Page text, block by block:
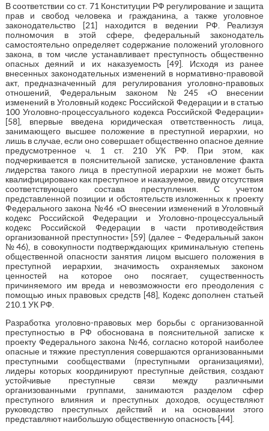
В соответствии со ст. 71 Конституции РФ регулирование и защита
прав и свобод человека и гражданина, а также уголовное
законодательство [21] находится в ведении РФ. Реализуя
полномочия в этой сфере, федеральный законодатель
самостоятельно определяет содержание положений уголовного
закона, в том числе устанавливает преступность общественно
опасных деяний и их наказуемость [49]. Исходя из ранее
внесенных законодательных изменений в нормативно-правовой
акт, предназначенный для регулирования уголовно-правовых
отношений, Федеральным законом №245 «О внесении
изменений в Уголовный кодекс Российской Федерации и в статью
100 Уголовно-процессуального кодекса Российской Федерации»
[58], впервые введена юридическая ответственность лица,
занимающего высшее положение в преступной иерархии, но
лишь в случае, если оно совершает общественно опасное деяние
предусмотренное ч. 1 ст. 210 УК РФ. При этом, как
подчеркивается в пояснительной записке, установление факта
лидерства такого лица в преступной иерархии не может быть
квалифицировано как преступное и наказуемое, ввиду отсутствия
соответствующего состава преступления. С учетом
представленной позиции и обстоятельств изложенных к проекту
Федерального закона №46 «О внесении изменений в Уголовный
кодекс Российской Федерации и Уголовно-процессуальный
кодекс Российской Федерации в части противодействия
организованной преступности» [59] (далее – Федеральный закон
№46), в совокупности подтверждающих криминальную степень
общественной опасности занятия лицом высшего положения в
преступной иерархии, значимость охраняемых законом
ценностей на которое оно посягает, существенность
причиняемого им вреда и невозможности его преодоления с
помощью иных правовых средств [48], Кодекс дополнен статьей
210.1 УК РФ.
Разработка уголовно-правовых мер борьбы с организованной
преступностью в РФ обоснована в пояснительной записке к
проекту Федерального закона №46, согласно которой наиболее
опасные и тяжкие преступления совершаются организованными
преступными сообществами (преступными организациями),
лидеры которых координируют преступные действия, создают
устойчивые преступные связи между различными
организованными группами, занимаются разделом сфер
преступного влияния и преступных доходов, осуществляют
руководство преступных действий и на основании этого
представляют наибольшую общественную опасность [44].